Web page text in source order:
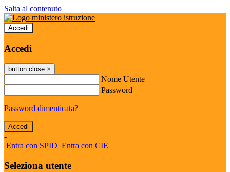
Salta al contenuto
Accedi
Accedi
button close ×
Nome Utente
Password
Password dimenticata?
-
Entra con SPID Entra con CIE
Seleziona utente